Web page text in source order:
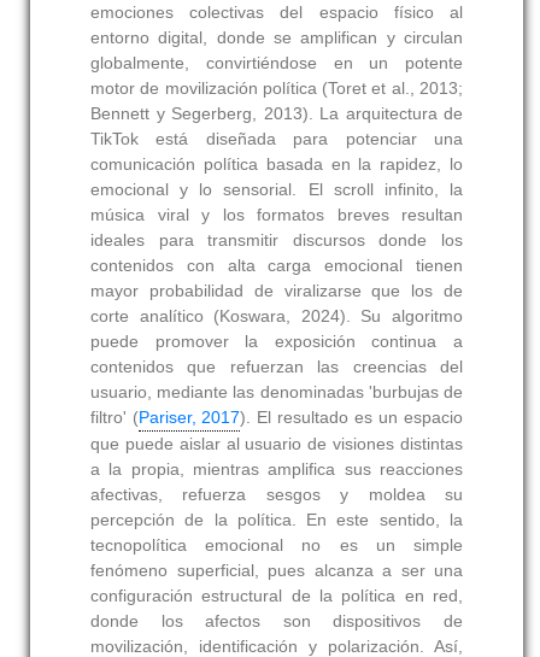
emociones colectivas del espacio físico al
entorno digital, donde se amplifican y circulan
globalmente, convirtiéndose en un potente
motor de movilización política (Toret et al., 2013;
Bennett y Segerberg, 2013). La arquitectura de
TikTok está diseñada para potenciar una
comunicación política basada en la rapidez, lo
emocional y lo sensorial. El scroll infinito, la
música viral y los formatos breves resultan
ideales para transmitir discursos donde los
contenidos con alta carga emocional tienen
mayor probabilidad de viralizarse que los de
corte analítico (Koswara, 2024). Su algoritmo
puede promover la exposición continua a
contenidos que refuerzan las creencias del
usuario, mediante las denominadas 'burbujas de
filtro' (Pariser, 2017). El resultado es un espacio
que puede aislar al usuario de visiones distintas
a la propia, mientras amplifica sus reacciones
afectivas, refuerza sesgos y moldea su
percepción de la política. En este sentido, la
tecnopolítica emocional no es un simple
fenómeno superficial, pues alcanza a ser una
configuración estructural de la política en red,
donde los afectos son dispositivos de
movilización, identificación y polarización. Así,